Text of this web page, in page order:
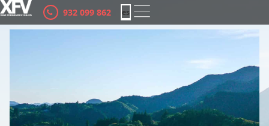
932 099 862
es
ca